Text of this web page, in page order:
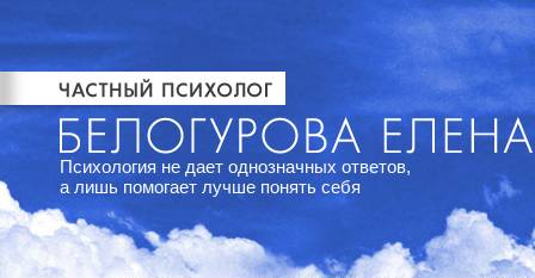
Психология не дает однозначных ответов,
а лишь помогает лучше понять себя